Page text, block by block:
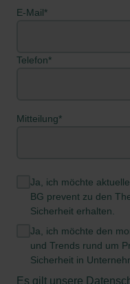
E-Mail*
Telefon*
Mitteilung*
Ja, ich möchte
BG prevent zu den
Sicherheit erhalten.
Ja, ich möchte den
und Trends rund um
Sicherheit in
Es gilt unsere